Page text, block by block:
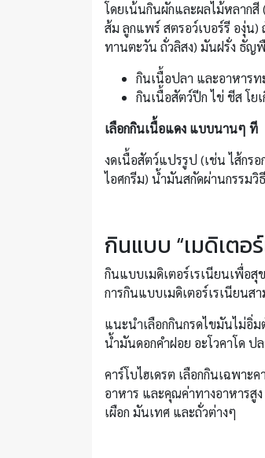
โดยเน้นกินผักและผลไม้หลาก
ส้ม ลูกแพร์ สตรอว์เบอร์รี องุ่น
ทานตะวัน ถั่วลิสง) มันฝรั่ง ธัญ
กินเนื้อปลา และอาหารท
กินเนื้อสัตว์ปีก ไข่ ชีส โย
เลือกกินเนื้อแดง แบบนานๆ ที
งดเนื้อสัตว์แปรรูป (เช่น ไส้กร
ไอศกรีม) น้ำมันสกัดผ่านกรรม
กินแบบ “เมดิเตอ
กินแบบเมดิเตอร์เรเนียนเพื่อสุ
การกินแบบเมดิเตอร์เรเนียนส
แนะนำเลือกกินกรดไขมันไม่อิ่
น้ำมันดอกคำฝอย อะโวคาโด
คาร์โบไฮเดรต เลือกกินเฉพาะ
อาหาร และคุณค่าทางอาหารสู
เผือก มันเทศ และถั่วต่างๆ